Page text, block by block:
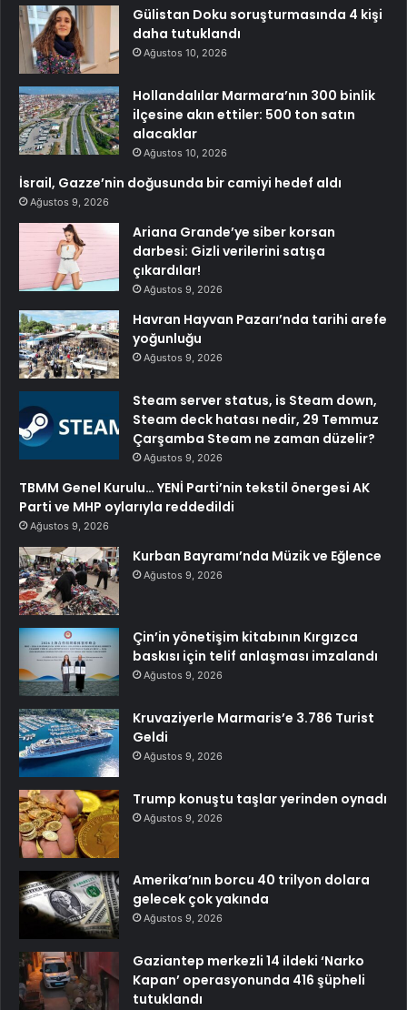
Gülistan Doku soruşturmasında 4 kişi
daha tutuklandı
Ağustos 10, 2026
Hollandalılar Marmara’nın 300 binlik
ilçesine akın ettiler: 500 ton satın
alacaklar
Ağustos 10, 2026
İsrail, Gazze’nin doğusunda bir camiyi hedef aldı
Ağustos 9, 2026
Ariana Grande’ye siber korsan
darbesi: Gizli verilerini satışa
çıkardılar!
Ağustos 9, 2026
Havran Hayvan Pazarı’nda tarihi arefe
yoğunluğu
Ağustos 9, 2026
Steam server status, is Steam down,
Steam deck hatası nedir, 29 Temmuz
Çarşamba Steam ne zaman düzelir?
Ağustos 9, 2026
TBMM Genel Kurulu… YENİ Parti’nin tekstil önergesi AK
Parti ve MHP oylarıyla reddedildi
Ağustos 9, 2026
Kurban Bayramı’nda Müzik ve Eğlence
Ağustos 9, 2026
Çin’in yönetişim kitabının Kırgızca
baskısı için telif anlaşması imzalandı
Ağustos 9, 2026
Kruvaziyerle Marmaris’e 3.786 Turist
Geldi
Ağustos 9, 2026
Trump konuştu taşlar yerinden oynadı
Ağustos 9, 2026
Amerika’nın borcu 40 trilyon dolara
gelecek çok yakında
Ağustos 9, 2026
Gaziantep merkezli 14 ildeki ‘Narko
Kapan’ operasyonunda 416 şüpheli
tutuklandı